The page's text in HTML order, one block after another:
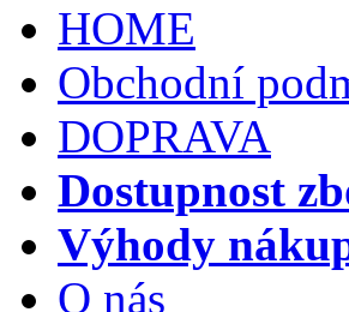
HOME
Obchodní
DOPRAVA
Dostupnost
Výhody
O nás